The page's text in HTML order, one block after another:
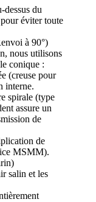
dessus du
éviter toute
à 90°)
nous utilisons
conique :
(creuse pour
interne.
spirale (type
assure un
de
de
MSMM).
salin et les